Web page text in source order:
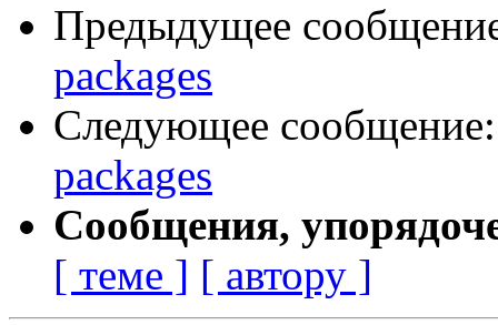
Предыдущее
packages
Следующее
packages
Сообщения,
[ теме ] [ автору ]